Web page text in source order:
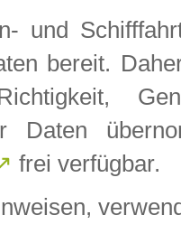
und
bereit.
Daten
frei verfügbar.